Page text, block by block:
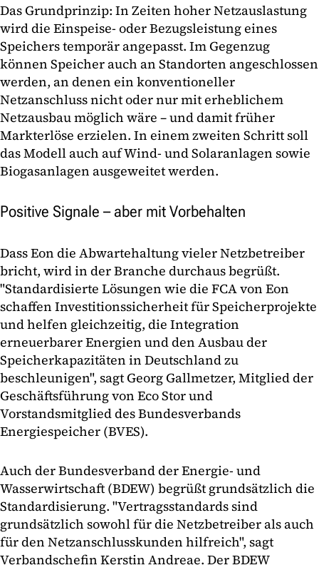
Das Grundprinzip: In Zeiten hoher Netzauslastung
wird die Einspeise- oder Bezugsleistung eines
Speichers temporär angepasst. Im Gegenzug
können Speicher auch an Standorten angeschlossen
werden, an denen ein konventioneller
Netzanschluss nicht oder nur mit erheblichem
Netzausbau möglich wäre – und damit früher
Markterlöse erzielen. In einem zweiten Schritt soll
das Modell auch auf Wind- und Solaranlagen sowie
Biogasanlagen ausgeweitet werden.
Positive Signale – aber mit Vorbehalten
Dass Eon die Abwartehaltung vieler Netzbetreiber
bricht, wird in der Branche durchaus begrüßt.
"Standardisierte Lösungen wie die FCA von Eon
schaffen Investitionssicherheit für Speicherprojekte
und helfen gleichzeitig, die Integration
erneuerbarer Energien und den Ausbau der
Speicherkapazitäten in Deutschland zu
beschleunigen", sagt Georg Gallmetzer, Mitglied der
Geschäftsführung von Eco Stor und
Vorstandsmitglied des Bundesverbands
Energiespeicher (BVES).
Auch der Bundesverband der Energie- und
Wasserwirtschaft (BDEW) begrüßt grundsätzlich die
Standardisierung. "Vertragsstandards sind
grundsätzlich sowohl für die Netzbetreiber als auch
für den Netzanschlusskunden hilfreich", sagt
Verbandschefin Kerstin Andreae. Der BDEW